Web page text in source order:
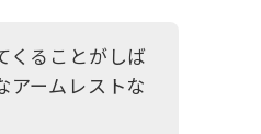
くることがしば
アームレストな